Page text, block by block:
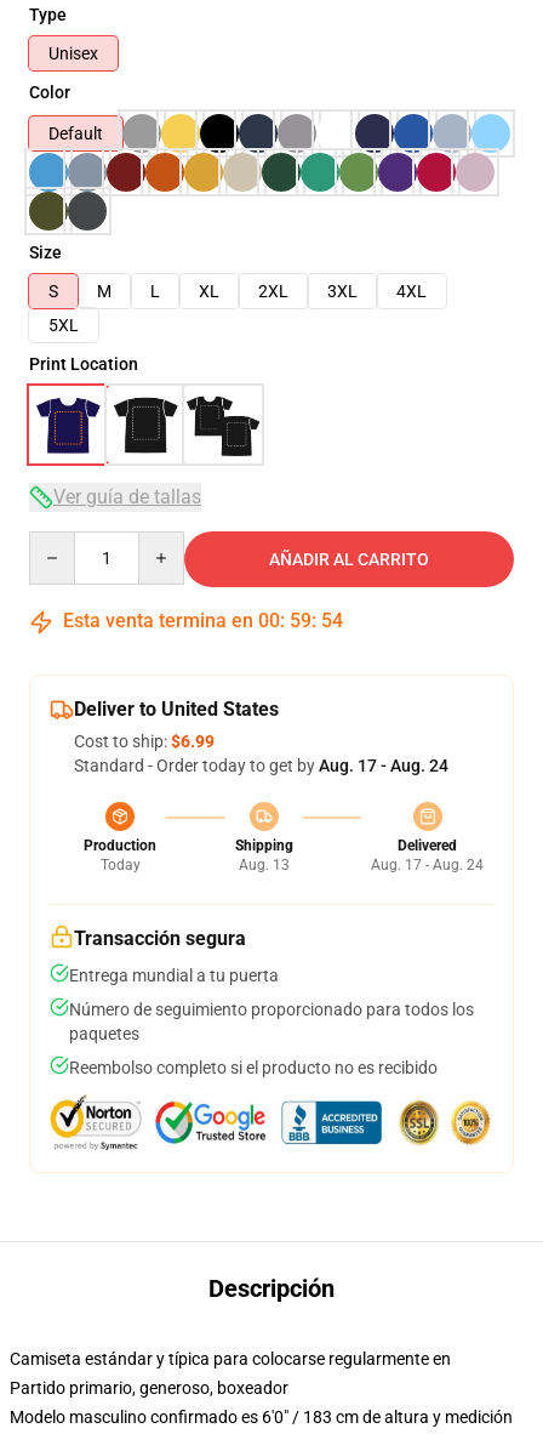
Type
Unisex
Color
Default
Size
S
M L XL 2XL 3XL
4XL
5XL
Print Location
Ver guía de tallas
AÑADIR AL CARRITO
Esta venta termina en 00: 59: 54
Deliver to United States
Cost to ship:$6.99
Standard - Order today to get byAug. 17 - Aug. 24
Production
Today
Shipping
Aug. 13
Delivered
Aug. 17 - Aug. 24
Transacción segura
Entrega mundial a tu puerta
Número de seguimiento proporcionado para todos los
paquetes
Reembolso completo si el producto no es recibido
Descripción
Camiseta estándar y típica para colocarse regularmente en
Partido primario, generoso, boxeador
Modelo masculino confirmado es 6'0" / 183 cm de altura y medición